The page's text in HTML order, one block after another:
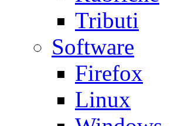
Tributi
Software
Firefox
Linux